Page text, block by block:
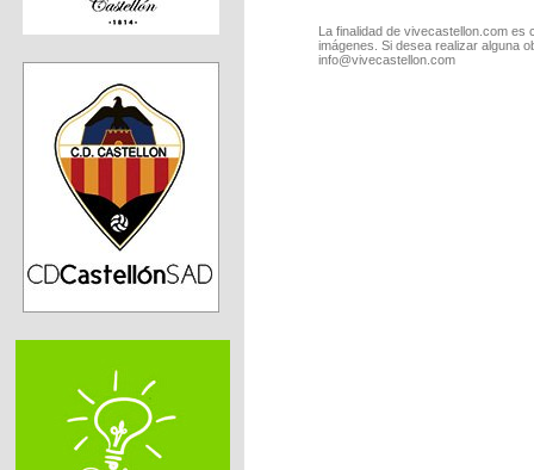
La finalidad de vivecastellon.com
imágenes. Si desea realizar alguna
info@vivecastellon.com